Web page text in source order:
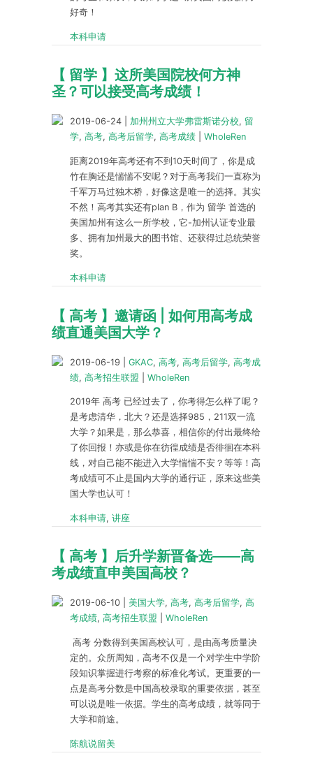
好奇！
本科申请
【 留学 】这所美国院校何方神
圣？可以接受高考成绩！
2019-06-24 加州州立大学弗雷斯诺分校, 留
学, 高考, 高考后留学, 高考成绩 WholeRen
距离2019年高考还有不到10天时间了，你是成
竹在胸还是惴惴不安呢？对于高考我们一直称为
千军万马过独木桥，好像这是唯一的选择。其实
不然！高考其实还有plan B，作为 留学 首选的
美国加州有这么一所学校，它-加州认证专业最
多、拥有加州最大的图书馆、还获得过总统荣誉
奖。
本科申请
【 高考 】邀请函 | 如何用高考成
绩直通美国大学？
2019-06-19 GKAC, 高考, 高考后留学, 高考成
绩, 高考招生联盟 WholeRen
2019年 高考 已经过去了，你考得怎么样了呢？
是考虑清华，北大？还是选择985，211双一流
大学？如果是，那么恭喜，相信你的付出最终给
了你回报！亦或是你在彷徨成绩是否徘徊在本科
线，对自己能不能进入大学惴惴不安？等等！高
考成绩可不止是国内大学的通行证，原来这些美
国大学也认可！
本科申请, 讲座
【 高考 】后升学新晋备选——高
考成绩直申美国高校？
2019-06-10 美国大学, 高考, 高考后留学, 高
考成绩, 高考招生联盟 WholeRen
高考 分数得到美国高校认可，是由高考质量决
定的。众所周知，高考不仅是一个对学生中学阶
段知识掌握进行考察的标准化考试。更重要的一
点是高考分数是中国高校录取的重要依据，甚至
可以说是唯一依据。学生的高考成绩，就等同于
大学和前途。
陈航说留美